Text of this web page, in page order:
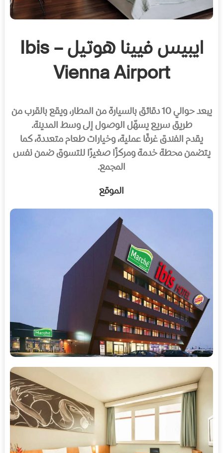
ايبيس فيينا هوتيل – Ibis
Vienna Airport
يبعد حوالي 10 دقائق بالسيارة من المطار، ويقع بالقرب من
طريق سريع يسهّل الوصول إلى وسط المدينة.
يقدم الفندق غرفًا عملية، وخيارات طعام متعددة، كما
يتضمن محطة خدمة ومركزًا صغيرًا للتسوق ضمن نفس
المجمع.
الموقع